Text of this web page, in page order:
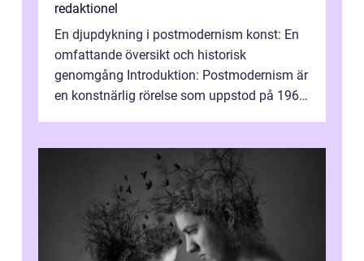
redaktionel
En djupdykning i postmodernism konst: En
omfattande översikt och historisk
genomgång Introduktion: Postmodernism är
en konstnärlig rörelse som uppstod på 1960-